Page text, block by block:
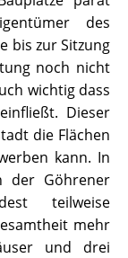
des
bis zur Sitzung
noch nicht
wichtig dass
Dieser
die Flächen
kann. In
der Göhrener
teilweise
mehr
und drei